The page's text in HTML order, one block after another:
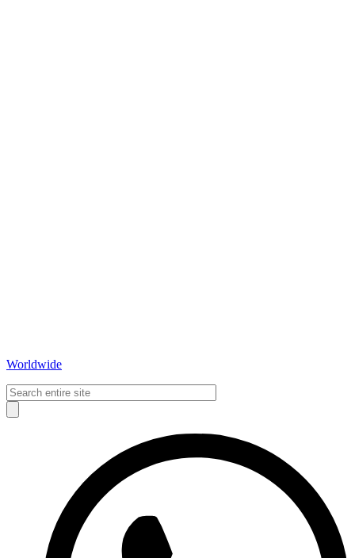
Worldwide